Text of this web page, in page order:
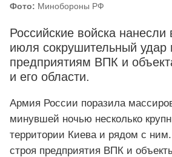
Фото: Минобороны РФ
Российские войска нанесли
июля сокрушительный удар
предприятиям ВПК и
и его области.
Армия России поразила
минувшей ночью несколько
территории Киева и рядом с
строя предприятия ВПК и